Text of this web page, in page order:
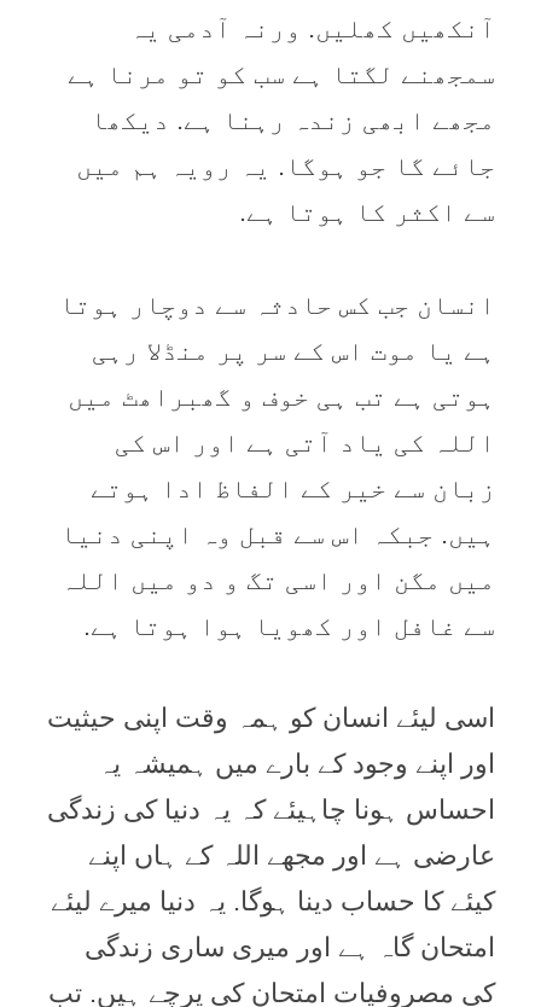
آنکھیں کھلیں. ورنہ آدمی یہ
سمجھنے لگتا ہے سب کو تو مرنا ہے
مجھے ابھی زندہ رہنا ہے. دیکھا
جائے گا جو ہوگا. یہ رویہ ہم میں
سے اکثر کا ہوتا ہے.
انسان جب کس حادثہ سے دوچار ہوتا
ہے یا موت اس کے سر پر منڈلا رہی
ہوتی ہے تب ہی خوف و گھبراھٹ میں
اللہ کی یاد آتی ہے اور اس کی
زبان سے خیر کے الفاظ ادا ہوتے
ہیں. جبکہ اس سے قبل وہ اپنی دنیا
میں مگن اور اسی تگ و دو میں اللہ
سے غافل اور کھویا ہوا ہوتا ہے.
اسی لیئے انسان کو ہمہ وقت اپنی حیثیت
اور اپنے وجود کے بارے میں ہمیشہ یہ
احساس ہونا چاہیئے کہ یہ دنیا کی زندگی
عارضی ہے اور مجھے اللہ کے ہاں اپنے
کیئے کا حساب دینا ہوگا. یہ دنیا میرے لیئے
امتحان گاہ ہے اور میری ساری زندگی
کی مصروفیات امتحان کی پرچے ہیں. تب